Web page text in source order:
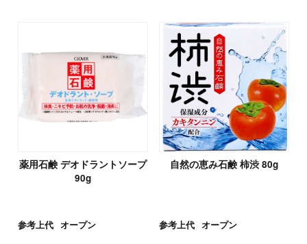
薬用石鹸 デオドラントソープ
90g
参考上代 オープン
自然の恵み石鹸 柿渋 80g
参考上代 オープン